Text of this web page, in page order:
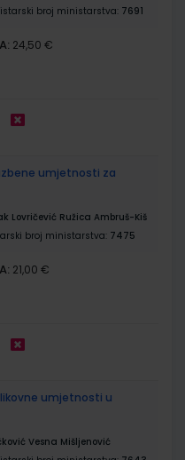
broj ministarstva: 7691
24,50 €
umjetnosti za
Lovričević Ružica Ambruš-Kiš
broj ministarstva: 7475
21,00 €
likovne umjetnosti u
Vesna Mišljenović